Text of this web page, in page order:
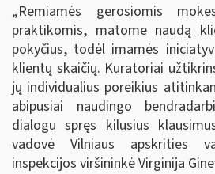
„Remiamės gerosiomis
praktikomis, matome naudą
pokyčius, todėl imamės
klientų skaičių. Kuratoriai
jų individualius poreikius
abipusiai naudingo
dialogu spręs kilusius
vadovė Vilniaus apskrities
inspekcijos viršininkė Virginija